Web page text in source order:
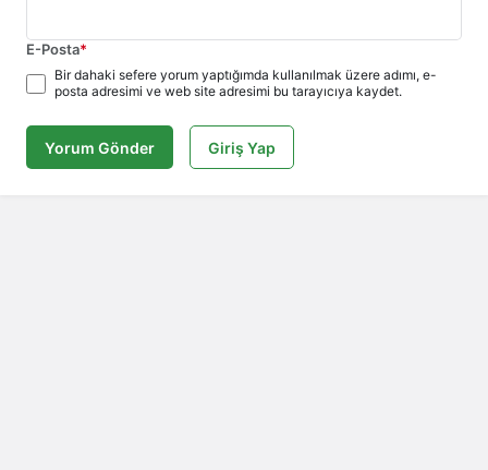
E-Posta*
Bir dahaki sefere yorum yaptığımda kullanılmak üzere adımı, e-
posta adresimi ve web site adresimi bu tarayıcıya kaydet.
Yorum Gönder Giriş Yap